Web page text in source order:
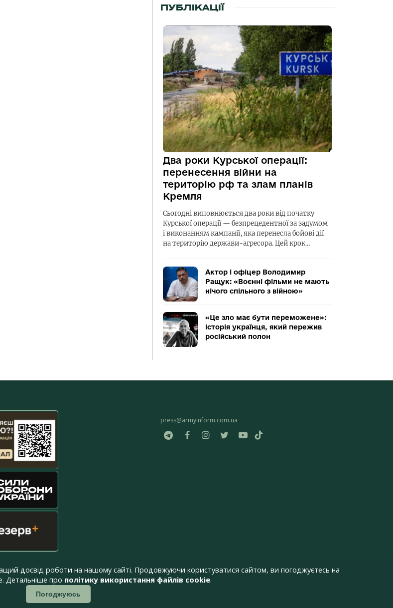
ПУБЛІКАЦІЇ
Два роки Курської операції:
перенесення війни на
територію рф та злам планів
Кремля
Сьогодні виповнюється два роки від початку
Курської операції — безпрецедентної за задумом
і виконанням кампанії, яка перенесла бойові дії
на територію держави-агресора. Цей крок…
Актор і офіцер Володимир
Ращук: «Воєнні фільми не мають
нічого спільного з війною»
«Це зло має бути переможене»:
історія українця, який пережив
російський полон
press@armyinform.com.ua
досвід роботи на нашому сайті. Продовжуючи користуватися сайтом, ви погоджуєтесь на
Детальніше про політику використання файлів cookie.
Погоджуюсь